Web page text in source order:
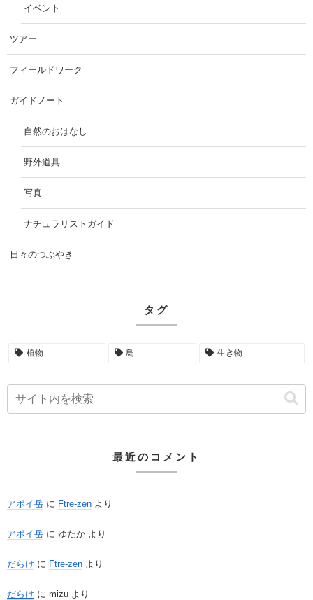
イベント
ツアー
フィールドワーク
ガイドノート
自然のおはなし
野外道具
写真
ナチュラリストガイド
日々のつぶやき
タグ
植物 鳥 生き物
最近のコメント
アポイ岳 に Ftre-zen より
アポイ岳 に ゆたか より
だらけ に Ftre-zen より
だらけ に mizu より